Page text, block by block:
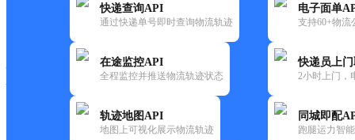
快递查询API
通过快递单号即时查询物流轨迹
在途监控API
全程监控并推送物流轨迹状态
轨迹地图API
地图上可视化展示物流轨迹
电子面单
支持60+物流
快递员上
2小时上门，
同城即配
跑腿运力智
快运大全 快递时效